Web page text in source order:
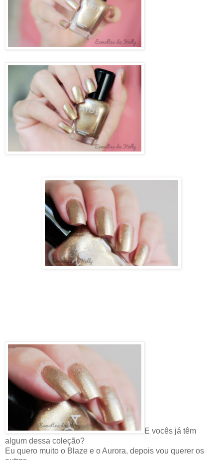
E vocês já têm
algum dessa coleção?
Eu quero muito o Blaze e o Aurora, depois vou querer os